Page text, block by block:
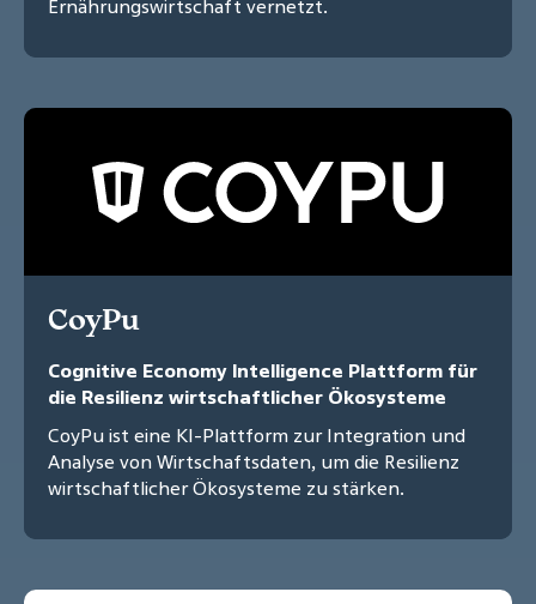
Ernährungswirtschaft vernetzt.
CoyPu
Cognitive Economy Intelligence Plattform für
die Resilienz wirtschaftlicher Ökosysteme
CoyPu ist eine KI-Plattform zur Integration und
Analyse von Wirtschaftsdaten, um die Resilienz
wirtschaftlicher Ökosysteme zu stärken.